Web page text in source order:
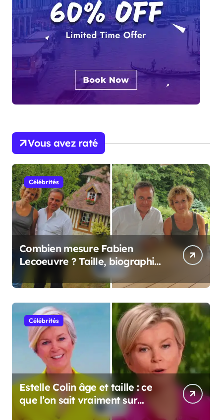
Vous avez raté
Célébrités
Combien mesure Fabien
Lecoeuvre ? Taille, biographie
et informations complètes
Célébrités
Estelle Colin âge et taille : ce
que l’on sait vraiment sur
cette personnalité